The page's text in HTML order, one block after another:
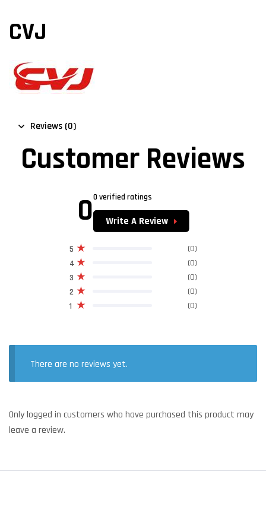
CVJ
Reviews (0)
Customer Reviews
00 verified ratings
Write A Review
1 (0)
2 (0)
3 (0)
4 (0)
5 (0)
There are no reviews yet.
Only logged in customers who have purchased this product may
leave a review.